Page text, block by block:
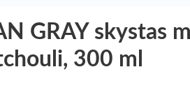
GRAY skystas
300 ml